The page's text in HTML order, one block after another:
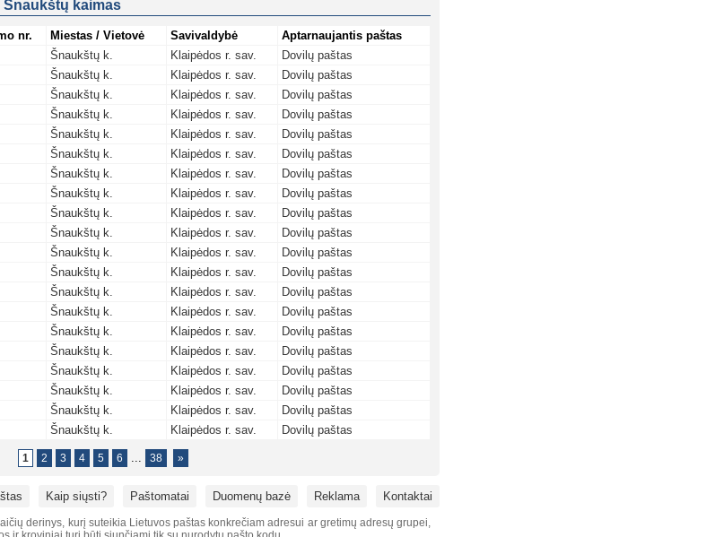
Šnaukštų kaimas
nr. Miestas / Vietovė Savivaldybė
Aptarnaujantis paštas
Šnaukštų k. Klaipėdos r. sav.
Dovilų paštas
Šnaukštų k. Klaipėdos r. sav.
Dovilų paštas
Šnaukštų k. Klaipėdos r. sav.
Dovilų paštas
Šnaukštų k. Klaipėdos r. sav.
Dovilų paštas
Šnaukštų k. Klaipėdos r. sav.
Dovilų paštas
Šnaukštų k. Klaipėdos r. sav.
Dovilų paštas
Šnaukštų k. Klaipėdos r. sav.
Dovilų paštas
Šnaukštų k. Klaipėdos r. sav.
Dovilų paštas
Šnaukštų k. Klaipėdos r. sav.
Dovilų paštas
Šnaukštų k. Klaipėdos r. sav.
Dovilų paštas
Šnaukštų k. Klaipėdos r. sav.
Dovilų paštas
Šnaukštų k. Klaipėdos r. sav.
Dovilų paštas
Šnaukštų k. Klaipėdos r. sav.
Dovilų paštas
Šnaukštų k. Klaipėdos r. sav.
Dovilų paštas
Šnaukštų k. Klaipėdos r. sav.
Dovilų paštas
Šnaukštų k. Klaipėdos r. sav.
Dovilų paštas
Šnaukštų k. Klaipėdos r. sav.
Dovilų paštas
Šnaukštų k. Klaipėdos r. sav.
Dovilų paštas
Šnaukštų k. Klaipėdos r. sav.
Dovilų paštas
Šnaukštų k. Klaipėdos r. sav. Dovilų paštas
1 2 3 4 5 6 ... 38 »
Kaip siųsti? Paštomatai Duomenų bazė Reklama Kontaktai
derinys, kurį suteikia Lietuvos paštas konkrečiam adresui ar gretimų adresų grupei,